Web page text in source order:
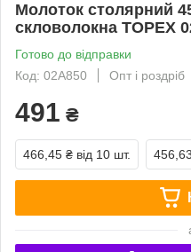
Молоток столярний
скловолокна TOPEX
Готово до відправки
Код: 02A850
Опт і роздріб
491 ₴
466,45 ₴ від 10 шт.